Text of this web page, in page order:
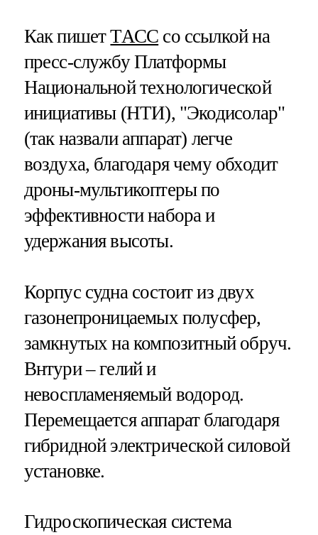
Как пишетТАСС со ссылкой на
пресс-службу Платформы
Национальной технологической
инициативы (НТИ), "Экодисолар"
(так назвали аппарат) легче
воздуха, благодаря чему обходит
дроны-мультикоптеры по
эффективности набора и
удержания высоты.
Корпус судна состоит из двух
газонепроницаемых полусфер,
замкнутых на композитный обруч.
Внтури – гелий и
невоспламеняемый водород.
Перемещается аппарат благодаря
гибридной электрической силовой
установке.
Гидроскопическая система